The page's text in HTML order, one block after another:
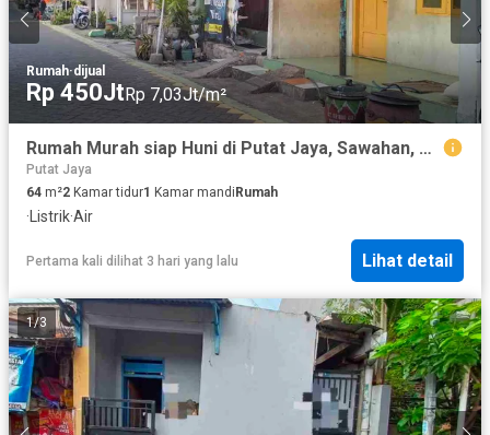
Rumah·dijual
Rp 450JtRp 7,03Jt/m²
Rumah Murah siap Huni di Putat Jaya, Sawahan, Sby Selatan
Putat Jaya
64 m²2 Kamar tidur1 Kamar mandi Rumah
· Listrik·Air
Pertama kali dilihat 3 hari yang lalu Lihat detail
1/3